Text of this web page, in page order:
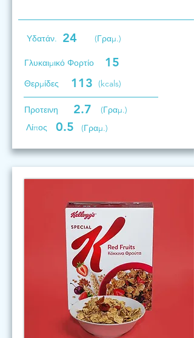
Υδατάν. 24 (Γραμ.)
Γλυκαιμικό Φορτίο 15
Θερμίδες 113 (kcals)
Προτεινη 2.7
(Γραμ.)
Λίπος
0.5 (Γραμ.)